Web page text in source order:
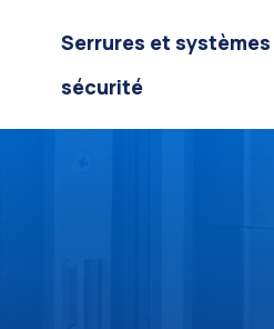
Serrures et
sécurité